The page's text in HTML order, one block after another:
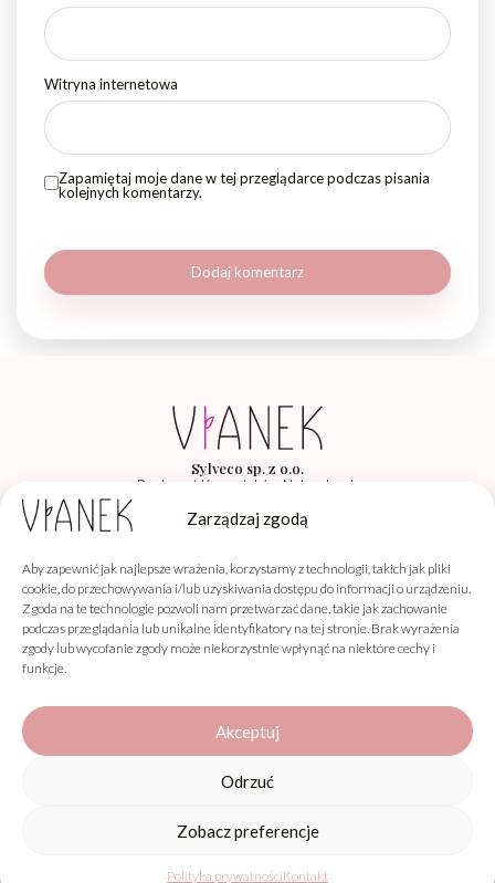
Zarządzaj zgodą
Aby zapewnić jak najlepsze wrażenia, korzystamy z technologii, takich jak pliki
cookie, do przechowywania i/lub uzyskiwania dostępu do informacji o urządzeniu.
Zgoda na te technologie pozwoli nam przetwarzać dane, takie jak zachowanie
podczas przeglądania lub unikalne identyfikatory na tej stronie. Brak wyrażenia
zgody lub wycofanie zgody może niekorzystnie wpłynąć na niektóre cechy i
funkcje.
Akceptuj
Odrzuć
Zobacz preferencje
Polityka prywatnościKontakt
Menu Produkty
Witryna internetowa
Zapamiętaj moje dane w tej przeglądarce podczas pisania
kolejnych komentarzy.
Sylveco sp. z o.o.
Producent Kosmetyków Naturalnych
Vianek
Informacje
Obsługa klienta
elementy wygenerowane lub zmodyfikowane przy użyciu narzędzi
opartych na sztucznej inteligencji (AI).